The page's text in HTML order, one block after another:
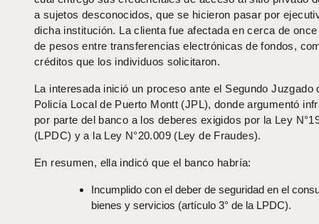
a sujetos desconocidos, que se hicieron pasar por
dicha institución. La clienta fue afectada en cerca de
de pesos entre transferencias electrónicas de fondos,
créditos que los individuos solicitaron.
La interesada inició un proceso ante el Segundo Juzgado
Policía Local de Puerto Montt (JPL), donde argumentó
por parte del banco a los deberes exigidos por la Ley
(LPDC) y a la Ley N°20.009 (Ley de Fraudes).
En resumen, ella indicó que el banco habría:
Incumplido con el deber de seguridad en el
bienes y servicios (artículo 3° de la LPDC).